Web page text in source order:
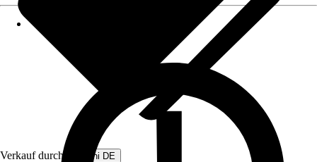
Verkauf durch: Beliani DE